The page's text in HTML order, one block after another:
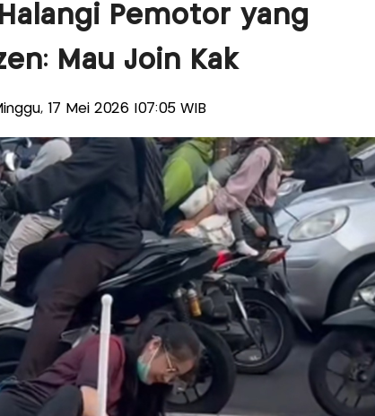
Pemotor yang
Mau Join Kak
17 Mei 2026 |07:05 WIB